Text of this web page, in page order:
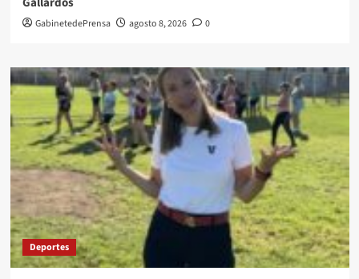
GabinetedePrensa agosto 8, 2026 0
Deportes